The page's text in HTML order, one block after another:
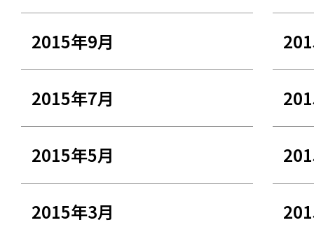
2015年9月
2015年7月
2015年5月
2015年3月